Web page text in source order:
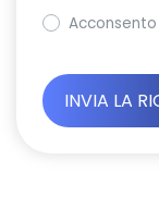
Acconsento